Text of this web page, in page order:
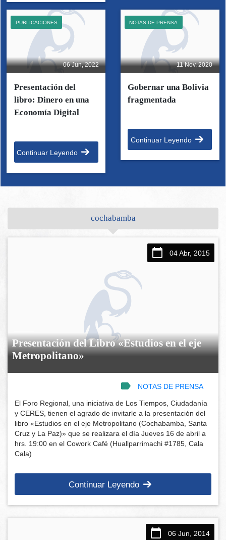
06 Jun, 2022
PUBLICACIONES
Presentación del
libro: Dinero en una
Economía Digital
Continuar Leyendo
11 Nov, 2020
NOTAS DE PRENSA
Gobernar una Bolivia
fragmentada
Continuar Leyendo
cochabamba
04 Abr, 2015
Presentación del Libro «Estudios en el eje
Metropolitano»
NOTAS DE PRENSA
El Foro Regional, una iniciativa de Los Tiempos, Ciudadanía
y CERES, tienen el agrado de invitarle a la presentación del
libro «Estudios en el eje Metropolitano (Cochabamba, Santa
Cruz y La Paz)» que se realizara el día Jueves 16 de abril a
hrs. 19:00 en el Cowork Café (Huallparrimachi #1785, Cala
Cala)
Continuar Leyendo
06 Jun, 2014